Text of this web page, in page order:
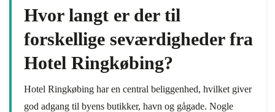
Hvor langt er der til
forskellige seværdigheder fra
Hotel Ringkøbing?
Hotel Ringkøbing har en central beliggenhed, hvilket giver
god adgang til byens butikker, havn og gågade. Nogle